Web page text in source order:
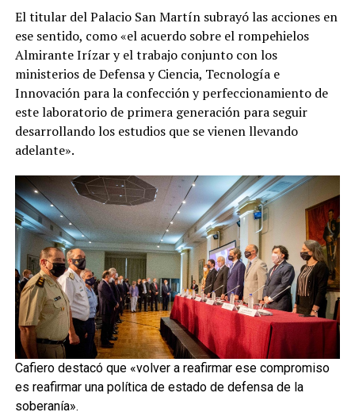
El titular del Palacio San Martín subrayó las acciones en
ese sentido, como «el acuerdo sobre el rompehielos
Almirante Irízar y el trabajo conjunto con los
ministerios de Defensa y Ciencia, Tecnología e
Innovación para la confección y perfeccionamiento de
este laboratorio de primera generación para seguir
desarrollando los estudios que se vienen llevando
adelante».
Cafiero destacó que «volver a reafirmar ese compromiso
es reafirmar una política de estado de defensa de la
soberanía».